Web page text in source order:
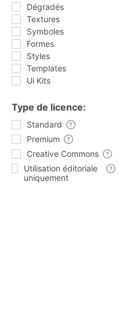
Dégradés
Textures
Symboles
Formes
Styles
Templates
Ui Kits
Type de licence:
Standard
Premium
Creative Commons
Utilisation éditoriale
uniquement